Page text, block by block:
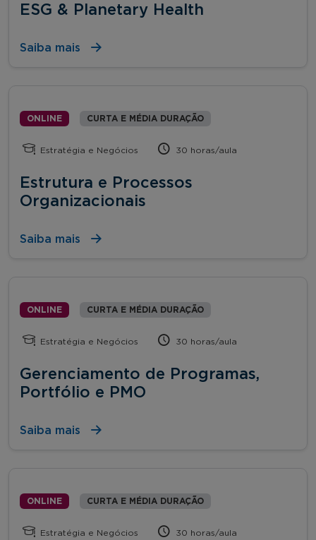
ESG & Planetary Health
Saiba mais
ONLINE CURTA E MÉDIA DURAÇÃO
Estratégia e Negócios 30 horas/aula
Estrutura e Processos
Organizacionais
Saiba mais
ONLINE CURTA E MÉDIA DURAÇÃO
Estratégia e Negócios 30 horas/aula
Gerenciamento de Programas,
Portfólio e PMO
Saiba mais
ONLINE CURTA E MÉDIA DURAÇÃO
Estratégia e Negócios 30 horas/aula